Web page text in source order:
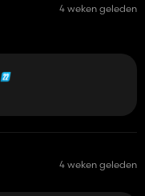
4 weken geleden
4 weken geleden